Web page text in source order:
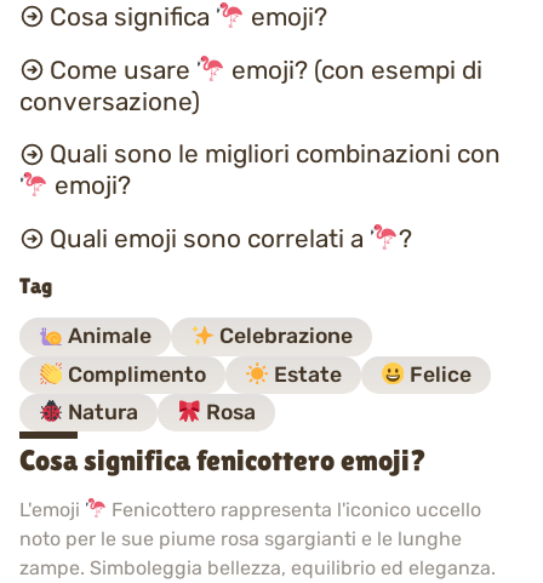
Cosa significa
emoji?
Come usare
emoji? (con esempi di
conversazione)
Quali sono le migliori combinazioni con
emoji?
Quali emoji sono correlati a
?
Tag
Animale
Celebrazione
Complimento
Estate
Felice
Natura
Rosa
Cosa significa fenicottero emoji?
L'emoji
Fenicottero rappresenta l'iconico uccello
noto per le sue piume rosa sgargianti e le lunghe
zampe. Simboleggia bellezza, equilibrio ed eleganza.